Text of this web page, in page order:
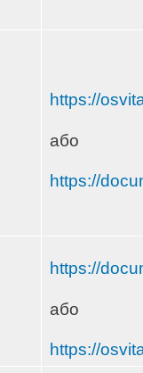
https://
або
https://
https://
або
https://